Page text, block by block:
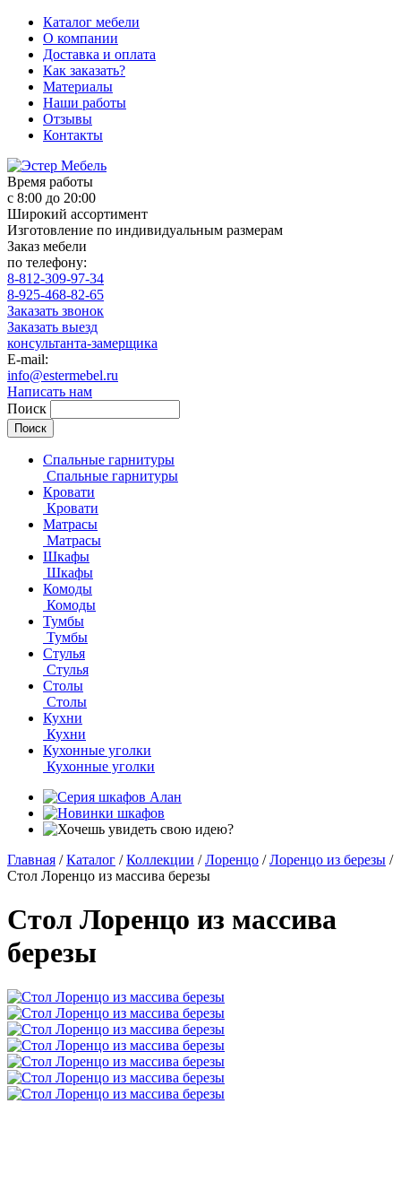
Каталог мебели
О компании
Доставка и оплата
Как заказать?
Материалы
Наши работы
Отзывы
Контакты
Время работы
с 8:00 до 20:00
Широкий ассортимент
Изготовление по индивидуальным размерам
Заказ мебели
по телефону:
8-812-309-97-34
8-925-468-82-65
Заказать звонок
Заказать выезд
консультанта-замерщика
E-mail:
info@estermebel.ru
Написать нам
Поиск
Спальные гарнитуры
Спальные гарнитуры
Кровати
Кровати
Матрасы
Матрасы
Шкафы
Шкафы
Комоды
Комоды
Тумбы
Тумбы
Стулья
Стулья
Столы
Столы
Кухни
Кухни
Кухонные уголки
Кухонные уголки
Главная / Каталог / Коллекции / Лоренцо / Лоренцо из березы /
Стол Лоренцо из массива березы
Стол Лоренцо из массива
березы